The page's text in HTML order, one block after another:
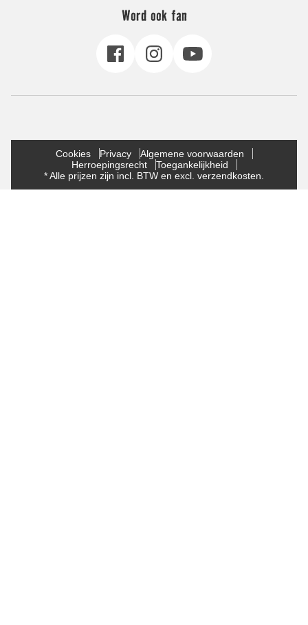
Word ook fan
Cookies Privacy
Algemene voorwaarden
Herroepingsrecht
Toegankelijkheid
* Alle prijzen zijn incl. BTW en excl. verzendkosten.